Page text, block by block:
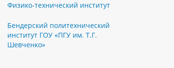
Физико-технический институт
Бендерский политехнический
институт ГОУ «ПГУ им. Т.Г.
Шевченко»